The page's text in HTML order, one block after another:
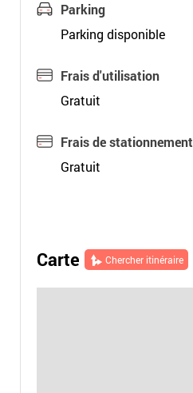
Parking
Parking disponible
Frais d'utilisation
Gratuit
Frais de stationnement
Gratuit
Carte Chercher itinéraire